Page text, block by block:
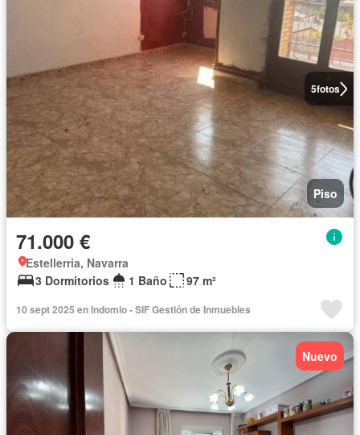
5fotos
Piso
71.000 €
Estellerria, Navarra
3 Dormitorios
1 Baño 97 m²
10 sept 2025 en Indomio - SIF Gestión de Inmuebles
Nuevo